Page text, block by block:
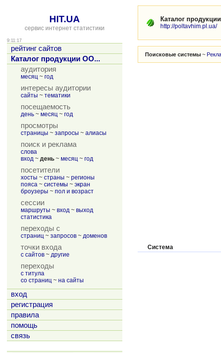
HIT.UA
сервис интернет статистики
9:11:17
рейтинг сайтов
Каталог продукции ОО...
аудитория
месяц ~ год
интересы аудитории
сайты ~ тематики
посещаемость
день ~ месяц ~ год
просмотры
страницы ~ запросы ~ алиасы
поиск и реклама
слова
вход ~ день ~ месяц ~ год
посетители
хосты ~ страны ~ регионы
пояса ~ системы ~ экран
броузеры ~ пол и возраст
сессии
маршруты ~ вход ~ выход
статистика
переходы с
страниц ~ запросов ~ доменов
точки входа
с сайтов ~ другие
переходы
с титула
со страниц ~ на сайты
вход
регистрация
правила
помощь
связь
Каталог
http://poltavhim.pl.ua/
Поисковые системы ~
Система